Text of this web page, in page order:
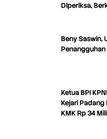
Diperiksa,
Beny Saswin,
Penangguhan
Ketua BPI
Kejari Padang
KMK Rp 34